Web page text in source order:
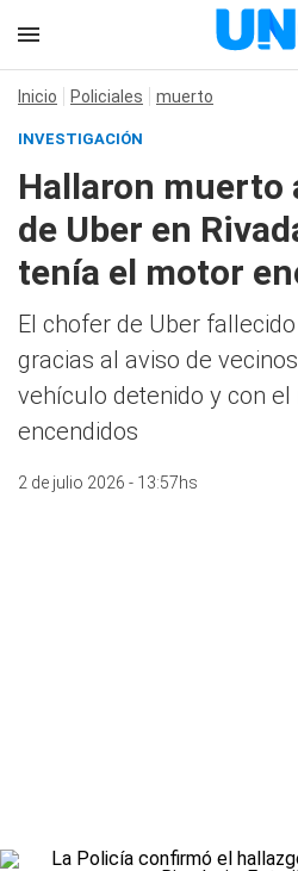
Inicio Policiales muerto
INVESTIGACIÓN
Hallaron muerto
de Uber en
tenía el motor
El chofer de Uber
gracias al aviso de
vehículo detenido y con
encendidos
2 de julio 2026 - 13:57hs